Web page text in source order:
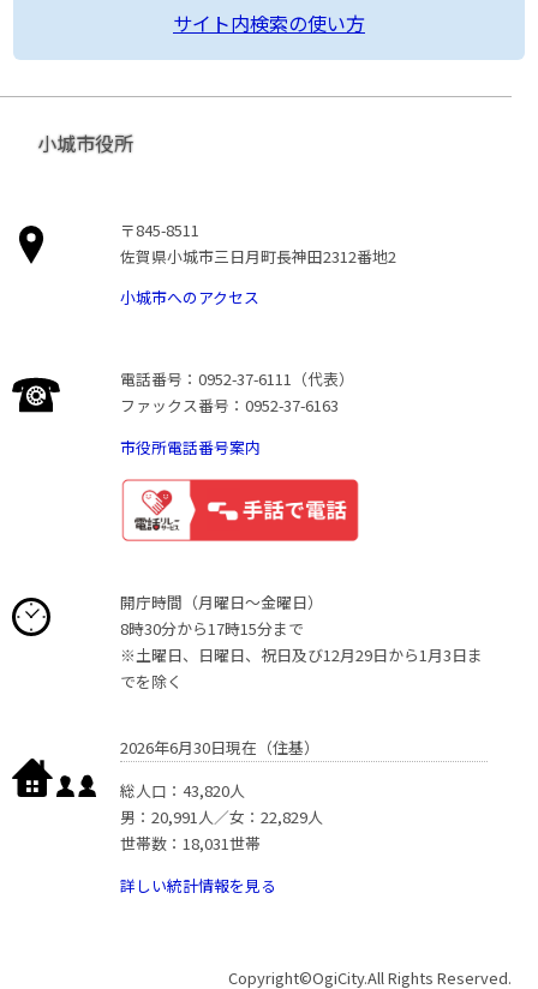
サイト内検索の使い方
小城市役所
〒845-8511
佐賀県小城市三日月町長神田2312番地2
小城市へのアクセス
電話番号：0952-37-6111（代表）
ファックス番号：0952-37-6163
市役所電話番号案内
開庁時間（月曜日〜金曜日）
8時30分から17時15分まで
※土曜日、日曜日、祝日及び12月29日から1月3日ま
でを除く
2026年6月30日現在（住基）
総人口：43,820人
男：20,991人／女：22,829人
世帯数：18,031世帯
詳しい統計情報を見る
Copyright©OgiCity.All Rights Reserved.